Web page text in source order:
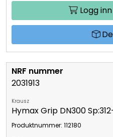
Logg
2031913
Krausz
Hymax Grip DN300
Produktnummer: 112180